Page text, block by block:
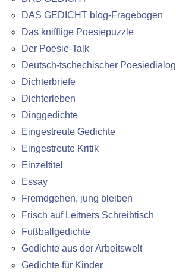
DAS GEDICHT blog-Fragebogen
Das knifflige Poesiepuzzle
Der Poesie-Talk
Deutsch-tschechischer Poesiedialog
Dichterbriefe
Dichterleben
Dinggedichte
Eingestreute Gedichte
Eingestreute Kritik
Einzeltitel
Essay
Fremdgehen, jung bleiben
Frisch auf Leitners Schreibtisch
Fußballgedichte
Gedichte aus der Arbeitswelt
Gedichte für Kinder